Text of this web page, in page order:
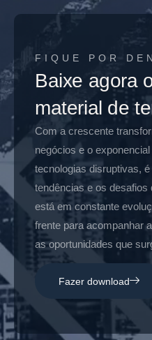
FIQUE POR
Baixe agora
material de
Com a crescente
negócios e o
tecnologias disruptivas,
tendências e os
está em constante
frente para acompanhar
as oportunidades que
Fazer download